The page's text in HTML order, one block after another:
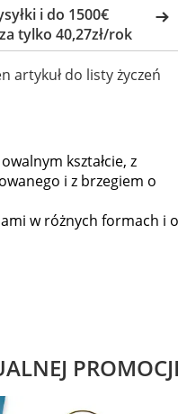
i do 1500€
tylko 40,27zł/rok
artykuł do listy życzeń
kształcie, z
i z brzegiem o
w różnych formach i o